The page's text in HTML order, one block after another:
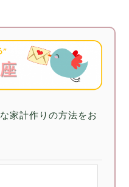
家計作りの方法をお